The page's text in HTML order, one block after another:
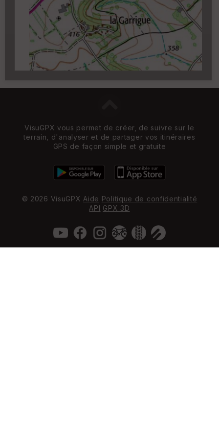
Carroyage UTM
(1km à partir du niveau de
zoom 14)
VisuGPX vous permet de créer, de suivre sur le
terrain, d'analyser et de partager vos itinéraires
GPS de façon simple et gratuite
© 2026 VisuGPX Aide Politique de confidentialité
API GPX 3D